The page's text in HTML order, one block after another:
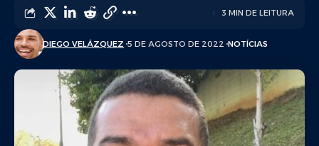
DIEGO VELÁZQUEZ 5 DE AGOSTO DE 2022 NOTÍCIAS
3 MIN DE LEITURA